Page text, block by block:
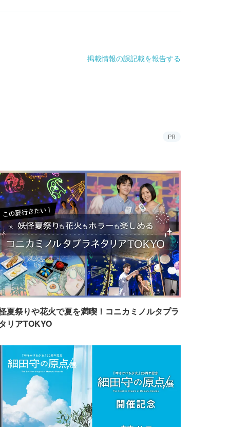
掲載情報の誤記載を報告する
PR
夏祭りや花火で夏を満喫！コニカミノルタプラ
リアTOKYO